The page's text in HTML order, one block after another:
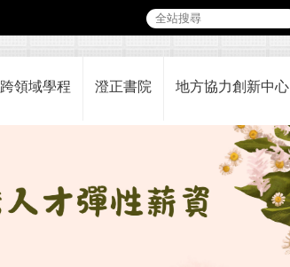
跨領域學程 澄正書院 地方協力創新中心